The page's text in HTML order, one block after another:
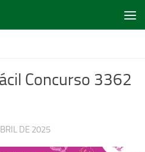
Concurso 3362
DE 2025